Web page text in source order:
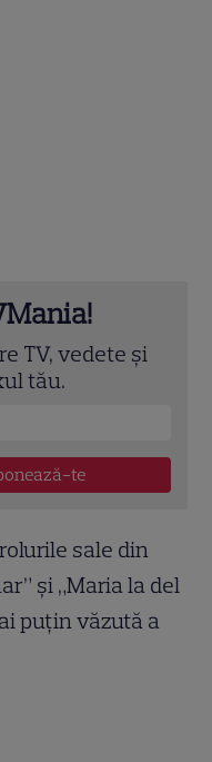
TV, vedete și
tău.
sale din
și „Maria la del
puțin văzută a